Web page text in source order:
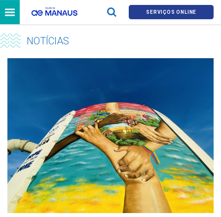
SERVIÇOS ONLINE
NOTÍCIAS